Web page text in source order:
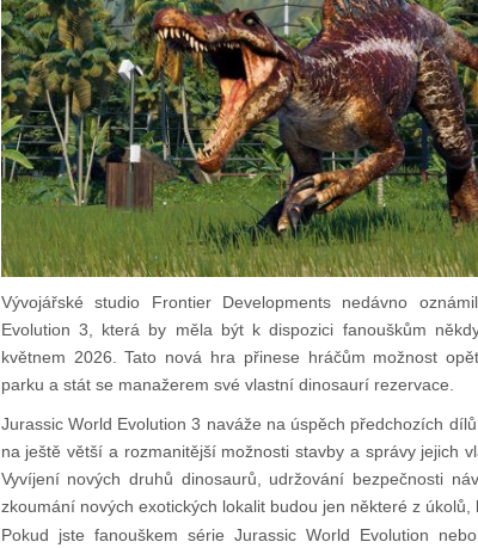
Vývojářské studio Frontier Developments nedávno
Evolution 3, která by měla být k dispozici fanouškům
květnem 2026. Tato nová hra přinese hráčům možnost
parku a stát se manažerem své vlastní dinosaurí rezervace.
Jurassic World Evolution 3 naváže na úspěch předchozích
na ještě větší a rozmanitější možnosti stavby a správy jejich
Vyvíjení nových druhů dinosaurů, udržování bezpečnosti
zkoumání nových exotických lokalit budou jen některé z úkolů,
Pokud jste fanouškem série Jurassic World Evolution